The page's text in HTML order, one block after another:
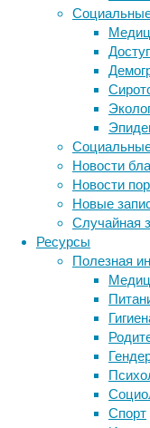
Новости
Новости
Новые
Случайная
Ресурсы
Полезная
Спорт
на
опухолей.
В
опытах
на
животных
новый
метод
высокую